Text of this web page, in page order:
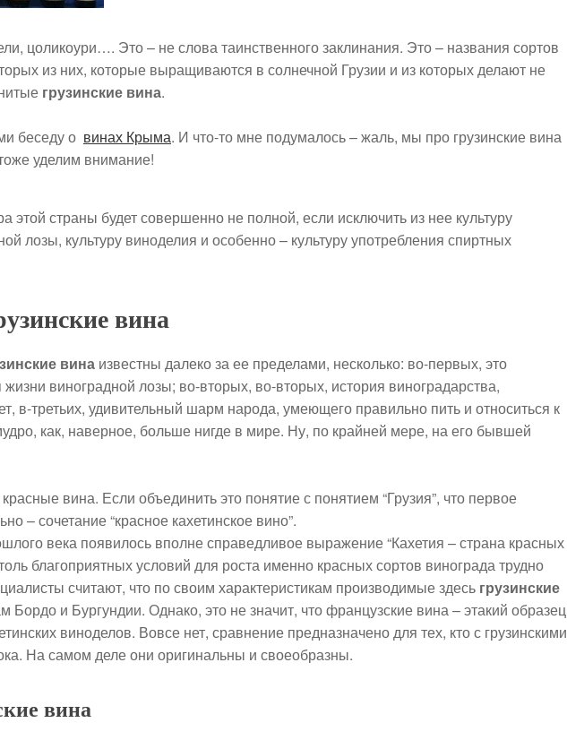
цоликоури…. Это – не слова таинственного заклинания. Это – названия сортов
из них, которые выращиваются в солнечной Грузии и из которых делают не
грузинские вина.
беседу о винах Крыма. И что-то мне подумалось – жаль, мы про грузинские вина
уделим внимание!
этой страны будет совершенно не полной, если исключить из нее культуру
лозы, культуру виноделия и особенно – культуру употребления спиртных
вина
вина известны далеко за ее пределами, несколько: во-первых, это
виноградной лозы; во-вторых, во-вторых, история виноградарства,
в-третьих, удивительный шарм народа, умеющего правильно пить и относиться к
как, наверное, больше нигде в мире. Ну, по крайней мере, на его бывшей
вина. Если объединить это понятие с понятием “Грузия”, что первое
– сочетание “красное кахетинское вино”.
века появилось вполне справедливое выражение “Кахетия – страна красных
благоприятных условий для роста именно красных сортов винограда трудно
считают, что по своим характеристикам производимые здесь грузинские
Бордо и Бургундии. Однако, это не значит, что французские вина – этакий образец
виноделов. Вовсе нет, сравнение предназначено для тех, кто с грузинскими
На самом деле они оригинальны и своеобразны.
вина